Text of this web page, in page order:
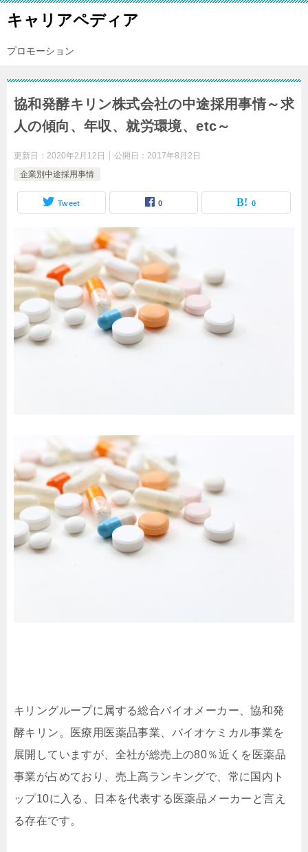
キャリアペディア
プロモーション
協和発酵キリン株式会社の中途採用事情～求
人の傾向、年収、就労環境、etc～
更新日： 2020年2月12日 公開日： 2017年8月2日
企業別中途採用事情
Tweet 0 0
キリングループに属する総合バイオメーカー、協和発
酵キリン。医療用医薬品事業、バイオケミカル事業を
展開していますが、全社が総売上の80％近くを医薬品
事業が占めており、売上高ランキングで、常に国内ト
ップ10に入る、日本を代表する医薬品メーカーと言え
る存在です。